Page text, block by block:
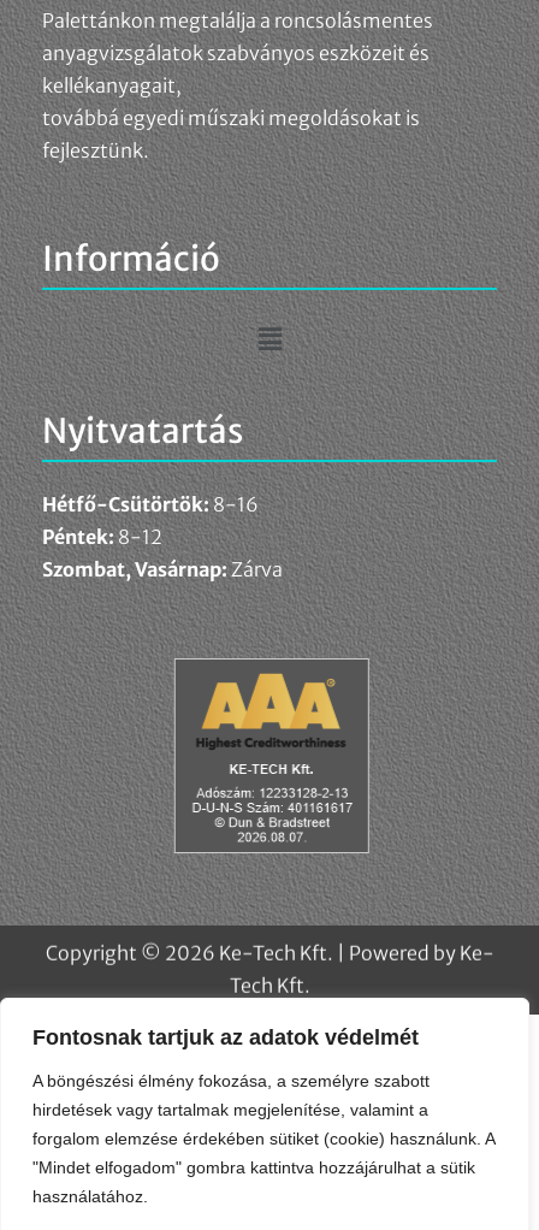
Fontosnak tartjuk az adatok védelmét
A böngészési élmény fokozása, a személyre szabott
hirdetések vagy tartalmak megjelenítése, valamint a
forgalom elemzése érdekében sütiket (cookie) használunk. A
"Mindet elfogadom" gombra kattintva hozzájárulhat a sütik
használatához.
Testreszabás Elutasít Az összes elfogadása
Palettánkon megtalálja a roncsolásmentes
anyagvizsgálatok szabványos eszközeit és
kellékanyagait,
továbbá egyedi műszaki megoldásokat is
fejlesztünk.
Információ
Nyitvatartás
Hétfő-Csütörtök:8-16
Péntek:8-12
Szombat, Vasárnap:Zárva
Copyright © 2026 Ke-Tech Kft. | Powered by Ke-
Tech Kft.